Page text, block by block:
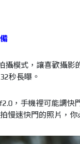
攝模式，讓喜歡攝
秒長曝。
，手機裡可能調快
慢速快門的照片，